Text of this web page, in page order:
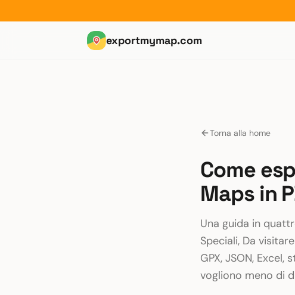
exportmymap.com
Torna alla home
Come
Maps in
Una guida in
Speciali, Da
GPX, JSON,
vogliono meno di